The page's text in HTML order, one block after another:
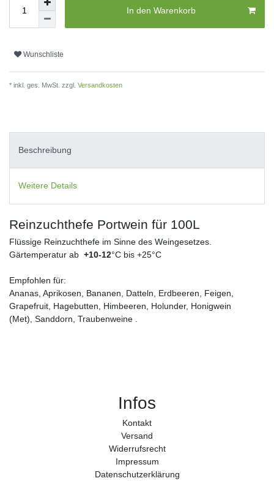
In den Warenkorb
Wunschliste
* inkl. ges. MwSt. zzgl. Versandkosten
Beschreibung
Weitere Details
Reinzuchthefe Portwein für 100L
Flüssige Reinzuchthefe im Sinne des Weingesetzes.
Gärtemperatur ab +10-12°C bis +25°C
Empfohlen für:
Ananas, Aprikosen, Bananen, Datteln, Erdbeeren, Feigen,
Grapefruit, Hagebutten, Himbeeren, Holunder, Honigwein
(Met), Sanddorn, Traubenweine
Infos
Kontakt
Versand
Widerrufs­recht
Impressum
Daten­schutz­erklärung